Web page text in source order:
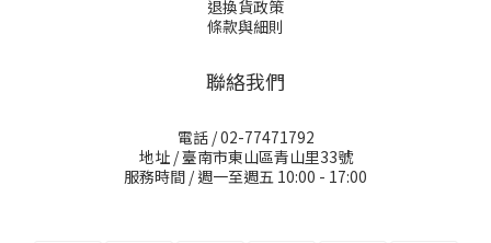
退換貨政策
條款與細則
聯絡我們
電話 / 02-77471792
地址 / 臺南市東山區青山里33號
服務時間 / 週一至週五 10:00 - 17:00